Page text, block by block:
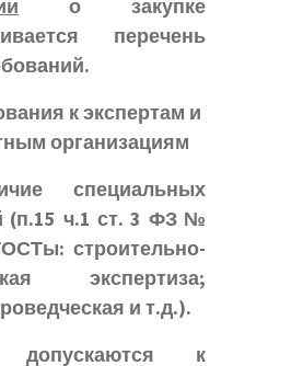
о закупке
перечень
к экспертам и
организациям
специальных
(п.15 ч.1 ст. 3 ФЗ №
строительно-
экспертиза;
и т.д.).
допускаются к